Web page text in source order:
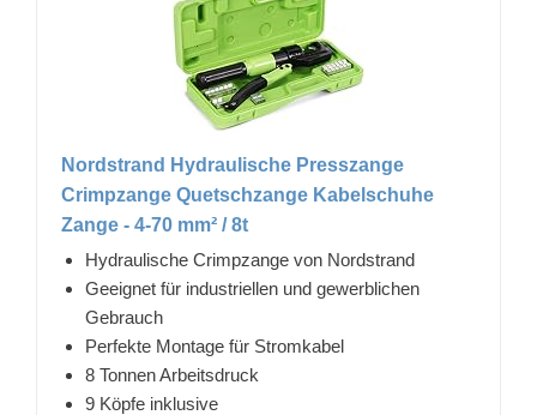
Nordstrand Hydraulische Presszange
Crimpzange Quetschzange Kabelschuhe
Zange - 4-70 mm² / 8t
Hydraulische Crimpzange von Nordstrand
Geeignet für industriellen und gewerblichen
Gebrauch
Perfekte Montage für Stromkabel
8 Tonnen Arbeitsdruck
9 Köpfe inklusive